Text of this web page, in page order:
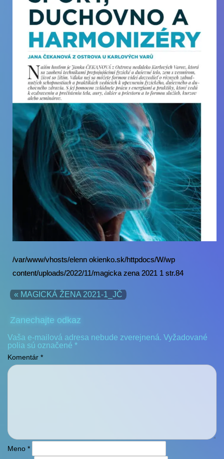
/var/www/vhosts/elenn okienko.sk/httpdocs/W/wp
content/uploads/2022/11/magicka zena 2021 1 str.84
« MAGICKÁ ŽENA 2021-1_JČ
Zanechajte odkaz
Vaša e-mailová adresa nebude zverejnená. Vyžadované
polia sú označené *
Komentár *
Meno *